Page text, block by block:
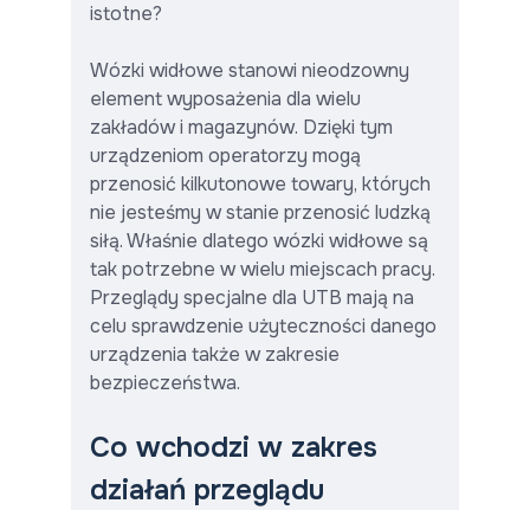
istotne?
Wózki widłowe stanowi nieodzowny
element wyposażenia dla wielu
zakładów i magazynów. Dzięki tym
urządzeniom operatorzy mogą
przenosić kilkutonowe towary, których
nie jesteśmy w stanie przenosić ludzką
siłą. Właśnie dlatego wózki widłowe są
tak potrzebne w wielu miejscach pracy.
Przeglądy specjalne dla UTB mają na
celu sprawdzenie użyteczności danego
urządzenia także w zakresie
bezpieczeństwa.
Co wchodzi w zakres
działań przeglądu